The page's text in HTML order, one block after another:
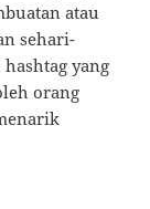
atau
sehari-
yang
orang